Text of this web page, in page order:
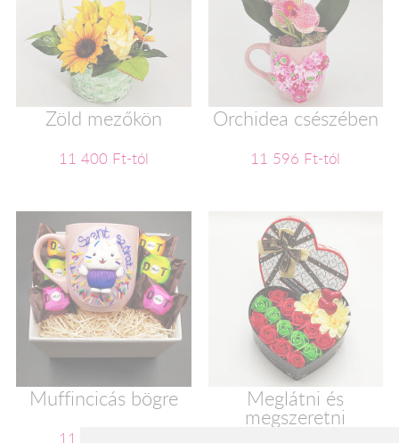
Zöld mezőkön
11 400 Ft-tól
Orchidea csészében
11 596 Ft-tól
Muffincicás bögre
11 600 Ft-tól
Meglátni és
megszeretni